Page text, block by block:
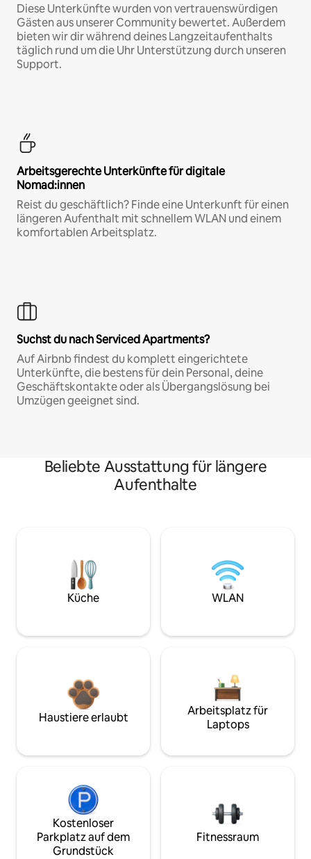
Diese Unterkünfte wurden von vertrauenswürdigen
Gästen aus unserer Community bewertet. Außerdem
bieten wir dir während deines Langzeitaufenthalts
täglich rund um die Uhr Unterstützung durch unseren
Support.
Arbeitsgerechte Unterkünfte für digitale
Nomad:innen
Reist du geschäftlich? Finde eine Unterkunft für einen
längeren Aufenthalt mit schnellem WLAN und einem
komfortablen Arbeitsplatz.
Suchst du nach Serviced Apartments?
Auf Airbnb findest du komplett eingerichtete
Unterkünfte, die bestens für dein Personal, deine
Geschäftskontakte oder als Übergangslösung bei
Umzügen geeignet sind.
Beliebte Ausstattung für längere
Aufenthalte
Küche WLAN
Haustiere erlaubt
Arbeitsplatz für
Laptops
Kostenloser
Parkplatz auf dem
Grundstück
Fitnessraum